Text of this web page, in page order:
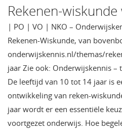
Rekenen-
| PO | VO | NKO –
Rekenen-Wiskunde, van
onderwijskennis.nl/themas/
jaar Zie ook: Onderwijskennis –
De leeftijd van 10 tot 14 jaar is
ontwikkeling van reken-
jaar wordt er een essentiële
voortgezet onderwijs. Hoe